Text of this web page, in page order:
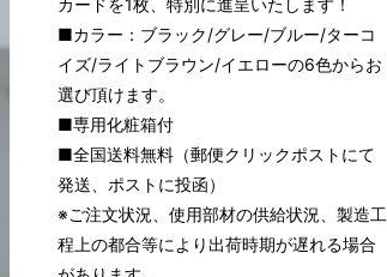
カードを1枚、特別に進呈いたします！
■カラー：ブラック/グレー/ブルー/ターコ
イズ/ライトブラウン/イエローの6色からお
選び頂けます。
■専用化粧箱付
■全国送料無料（郵便クリックポストにて
発送、ポストに投函）
※ご注文状況、使用部材の供給状況、製造工
程上の都合等により出荷時期が遅れる場合